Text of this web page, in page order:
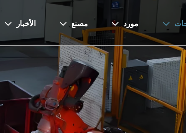
 مورد  مصنع  الأخبار 